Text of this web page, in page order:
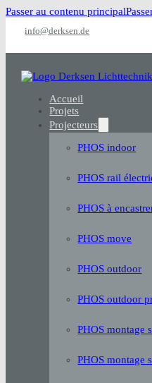
Passer au contenu principal
info@derksen.de
Accueil
Projets
Projecteurs
PHOS indoor
PHOS rail
PHOS à
PHOS move
PHOS outdoor
PHOS outdoor
PHOS montage
PHOS montage